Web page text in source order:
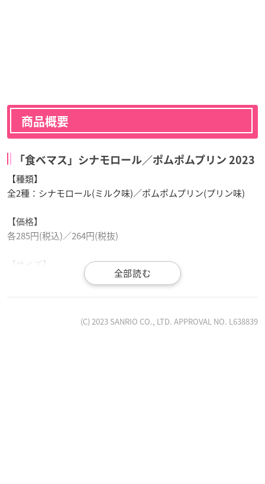
商品概要
「食べマス」シナモロール／ポムポムプリン 2023
【種類】
全2種：シナモロール(ミルク味)／ポムポムプリン(プリン味)
【価格】
各285円(税込)／264円(税抜)
【サイズ】
各全長約40mm(パッケージを除く)
全国のローソンのチルドデザートコーナー
(C) 2023 SANRIO CO., LTD. APPROVAL NO. L638839